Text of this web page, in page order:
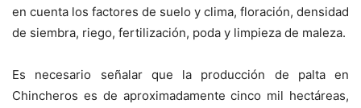
en cuenta los factores de suelo y clima, floración, densidad
de siembra, riego, fertilización, poda y limpieza de maleza.
Es necesario señalar que la producción de palta en
Chincheros es de aproximadamente cinco mil hectáreas,